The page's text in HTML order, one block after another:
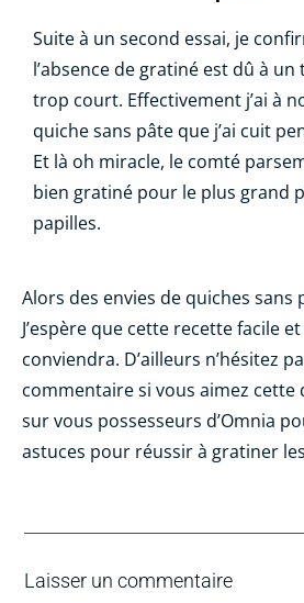
Suite à un second essai, je
l’absence de gratiné est dû à
trop court. Effectivement j’ai à
quiche sans pâte que j’ai cuit
Et là oh miracle, le comté
bien gratiné pour le plus grand
papilles.
Alors des envies de quiches sans
J’espère que cette recette facile
conviendra. D’ailleurs n’hésitez
commentaire si vous aimez cette
sur vous possesseurs d’Omnia
astuces pour réussir à gratiner
Laisser un commentaire